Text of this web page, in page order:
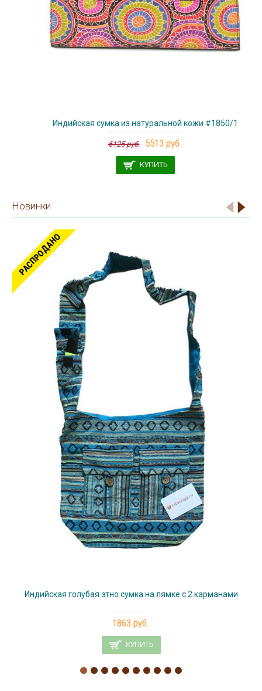
Индийская сумка из натуральной кожи #1850/1
6125 руб. 5513 руб.
КУПИТЬ
Новинки
РАСПРОДАНО
Индийская голубая этно сумка на лямке с 2 карманами
1863 руб.
КУПИТЬ